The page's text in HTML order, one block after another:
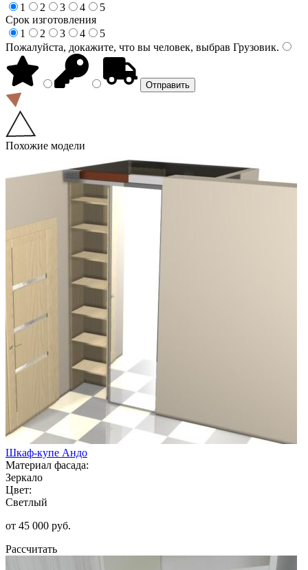
1
2 3 4
5
Срок изготовления
1
2 3 4
5
Пожалуйста, докажите, что вы человек, выбрав Грузовик.
Похожие модели
Шкаф-купе Андо
Материал фасада:
Зеркало
Цвет:
Светлый
от 45 000 руб.
Рассчитать